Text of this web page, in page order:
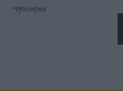
*Pflichtfeld